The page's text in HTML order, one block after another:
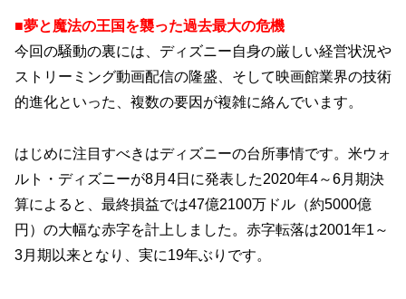
■夢と魔法の王国を襲った過去最大の危機
今回の騒動の裏には、ディズニー自身の厳しい経営状況や
ストリーミング動画配信の隆盛、そして映画館業界の技術
的進化といった、複数の要因が複雑に絡んでいます。
はじめに注目すべきはディズニーの台所事情です。米ウォ
ルト・ディズニーが8月4日に発表した2020年4～6月期決
算によると、最終損益では47億2100万ドル（約5000億
円）の大幅な赤字を計上しました。赤字転落は2001年1～
3月期以来となり、実に19年ぶりです。